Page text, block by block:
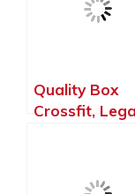
Quality Box
Crossfit,